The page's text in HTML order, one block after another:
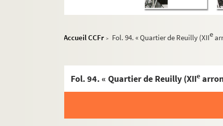
Accueil CCFr > Fol. 94. « Quartier de Reuilly (XIIe
Fol. 94. « Quartier de Reuilly (XIIe